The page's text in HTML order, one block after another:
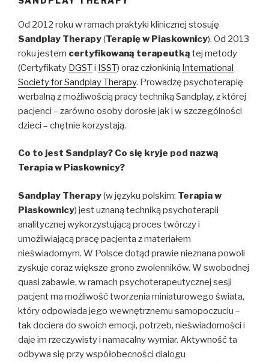
Od 2012 roku w ramach praktyki klinicznej stosuję
Sandplay Therapy(Terapię w Piaskownicy). Od 2013
roku jestem certyfikowaną terapeutką tej metody
(Certyfikaty DGSTi ISST) oraz członkinią International
Society for Sandplay Therapy. Prowadzę psychoterapię
werbalną z możliwością pracy techniką Sandplay, z której
pacjenci – zarówno osoby dorosłe jak i w szczególności
dzieci – chętnie korzystają.
Co to jest Sandplay? Co się kryje pod nazwą
Terapia w Piaskownicy?
Sandplay Therapy(w języku polskim: Terapia w
Piaskownicy) jest uznaną techniką psychoterapii
analitycznej wykorzystującą proces twórczy i
umożliwiającą pracę pacjenta z materiałem
nieświadomym. W Polsce dotąd prawie nieznana powoli
zyskuje coraz większe grono zwolenników. W swobodnej
quasi zabawie, w ramach psychoterapeutycznej sesji
pacjent ma możliwość tworzenia miniaturowego świata,
który odpowiada jego wewnętrznemu samopoczuciu –
tak dociera do swoich emocji, potrzeb, nieświadomości i
daje im rzeczywisty i namacalny wymiar. Aktywność ta
odbywa się przy współobecności dialogu